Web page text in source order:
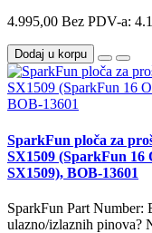
4.995,00 Bez PDV-a:
Dodaj u korpu
SparkFun ploča za
SX1509 (SparkFun
SX1509), BOB-13601
SparkFun Part
ulazno/izlaznih pinova?